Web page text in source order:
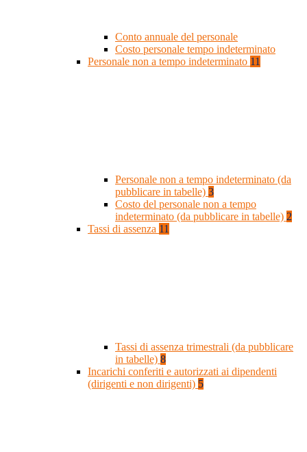
Conto annuale del personale
Costo personale tempo indeterminato
Personale non a tempo indeterminato 11
Personale non a tempo indeterminato (da
pubblicare in tabelle) 3
Costo del personale non a tempo
indeterminato (da pubblicare in tabelle) 2
Tassi di assenza 11
Tassi di assenza trimestrali (da pubblicare
in tabelle) 8
Incarichi conferiti e autorizzati ai dipendenti
(dirigenti e non dirigenti) 5